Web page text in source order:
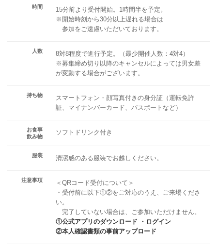
時間
15分前より受付開始。1時間半を予定。
※開始時刻から30分以上遅れる場合は
参加をご遠慮いただいております。
人数
8対8程度で進行予定。（最少開催人数：4対4）
※募集締め切り以降のキャンセルによっては男女差
が変動する場合がございます。
持ち物
スマートフォン・顔写真付きの身分証（運転免許
証、マイナンバーカード、パスポートなど）
お食事
飲み物
ソフトドリンク付き
服装 清潔感のある服装でお越しください。
注意事項
＜QRコード受付について＞
・受付前に以下①②をご対応のうえ、ご来場くださ
い。
完了していない場合は、ご参加いただけません。
①公式アプリのダウンロード ・ログイン
②本人確認書類の事前アップロード